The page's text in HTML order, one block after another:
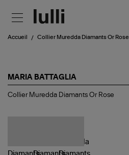
Accueil Collier Muredda Diamants Or Rose
MARIA BATTAGLIA
Collier
Collier Muredda Diamants Or Rose